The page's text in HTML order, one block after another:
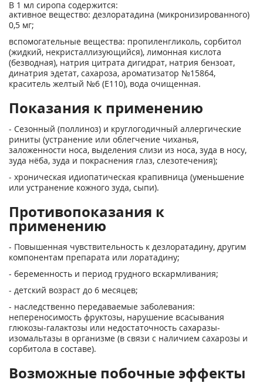
В 1 мл сиропа содержится:
активное вещество: дезлоратадина (микронизированного)
0,5 мг;
вспомогательные вещества: пропиленгликоль, сорбитол
(жидкий, некристаллизующийся), лимонная кислота
(безводная), натрия цитрата дигидрат, натрия бензоат,
динатрия эдетат, сахароза, ароматизатор №15864,
краситель желтый №6 (Е110), вода очищенная.
Показания к применению
- Cезонный (поллиноз) и круглогодичный аллергические
риниты (устранение или облегчение чиханья,
заложенности носа, выделения слизи из носа, зуда в носу,
зуда нёба, зуда и покраснения глаз, слезотечения);
- хроническая идиопатическая крапивница (уменьшение
или устранение кожного зуда, сыпи).
Противопоказания к
применению
- Повышенная чувствительность к дезлоратадину, другим
компонентам препарата или лоратадину;
- беременность и период грудного вскармливания;
- детский возраст до 6 месяцев;
- наследственно передаваемые заболевания:
непереносимость фруктозы, нарушение всасывания
глюкозы-галактозы или недостаточность сахаразы-
изомальтазы в организме (в связи с наличием сахарозы и
сорбитола в составе).
Возможные побочные эффекты